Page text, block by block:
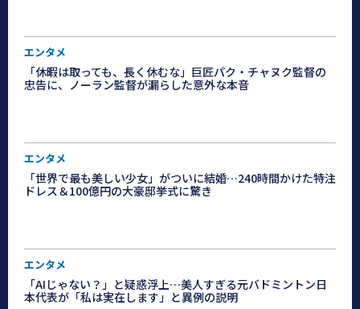
エンタメ
「休暇は取っても、長く休むな」巨匠パク・チャヌク監督の
忠告に、ノーラン監督が漏らした意外な本音
エンタメ
「世界で最も美しい少女」がついに結婚…240時間かけた特注
ドレス＆100億円の大豪邸挙式に驚き
エンタメ
「AIじゃない？」と疑惑浮上…美人すぎる元バドミントン日
本代表が「私は実在します」と異例の説明